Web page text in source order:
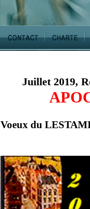
Juillet 2019,
Voeux du